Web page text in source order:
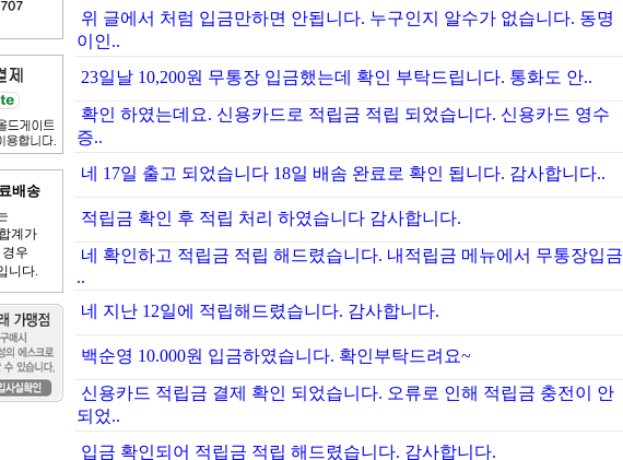
배송
계가
우
니다.
위 글에서 처럼 입금만하면 안됩니다. 누구인지 알수가 없습니다. 동명
이인..
23일날 10,200원 무통장 입금했는데 확인 부탁드립니다. 통화도 안..
확인 하였는데요. 신용카드로 적립금 적립 되었습니다. 신용카드 영수
증..
네 17일 출고 되었습니다 18일 배솜 완료로 확인 됩니다. 감사합니다..
적립금 확인 후 적립 처리 하였습니다 감사합니다.
네 확인하고 적립금 적립 해드렸습니다. 내적립금 메뉴에서 무통장입금
..
네 지난 12일에 적립해드렸습니다. 감사합니다.
백순영 10.000원 입금하였습니다. 확인부탁드려요~
신용카드 적립금 결제 확인 되었습니다. 오류로 인해 적립금 충전이 안
되었..
입금 확인되어 적립금 적립 해드렸습니다. 감사합니다.